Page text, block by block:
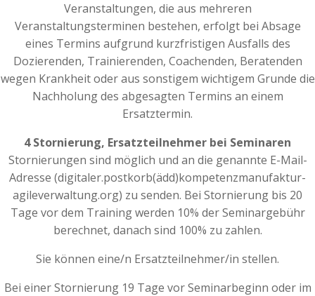
Veranstaltungen, die aus mehreren
Veranstaltungsterminen bestehen, erfolgt bei Absage
eines Termins aufgrund kurzfristigen Ausfalls des
Dozierenden, Trainierenden, Coachenden, Beratenden
wegen Krankheit oder aus sonstigem wichtigem Grunde die
Nachholung des abgesagten Termins an einem
Ersatztermin.
4 Stornierung, Ersatzteilnehmer bei Seminaren
Stornierungen sind möglich und an die genannte E-Mail-
Adresse (digitaler.postkorb(ädd)kompetenzmanufaktur-
agileverwaltung.org) zu senden. Bei Stornierung bis 20
Tage vor dem Training werden 10% der Seminargebühr
berechnet, danach sind 100% zu zahlen.
Sie können eine/n Ersatzteilnehmer/in stellen.
Bei einer Stornierung 19 Tage vor Seminarbeginn oder im